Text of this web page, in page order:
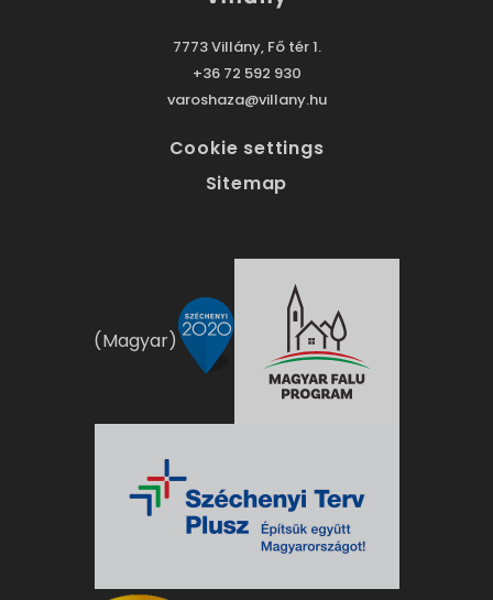
7773 Villány, Fő tér 1.
+36 72 592 930
varoshaza@villany.hu
Cookie settings
Sitemap
(Magyar)